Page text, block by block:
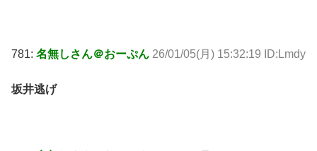
781: 名無しさん＠おーぷん 26/01/05(月) 15:32:19 ID:Lmdy
坂井逃げ